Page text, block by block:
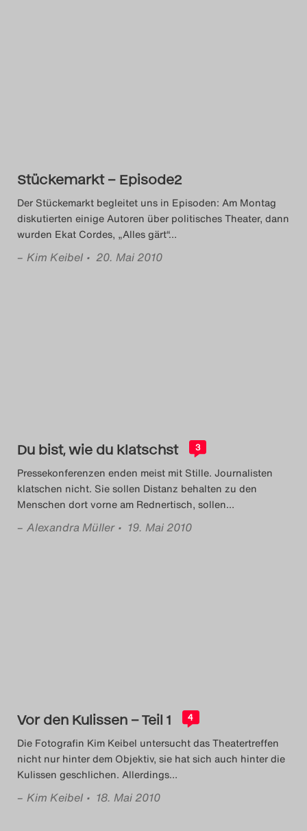
Stückemarkt – Episode2
Der Stückemarkt begleitet uns in Episoden: Am Montag
diskutierten einige Autoren über politisches Theater, dann
wurden Ekat Cordes‚ „Alles gärt“…
– Kim Keibel • 20. Mai 2010
Du bist, wie du klatschst 3
Pressekonferenzen enden meist mit Stille. Journalisten
klatschen nicht. Sie sollen Distanz behalten zu den
Menschen dort vorne am Rednertisch, sollen…
– Alexandra Müller • 19. Mai 2010
Vor den Kulissen – Teil 1 4
Die Fotografin Kim Keibel untersucht das Theatertreffen
nicht nur hinter dem Objektiv, sie hat sich auch hinter die
Kulissen geschlichen. Allerdings…
– Kim Keibel • 18. Mai 2010